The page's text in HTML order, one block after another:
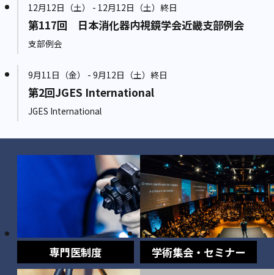
12月12日（土） - 12月12日（土）終日
第117回 日本消化器内視鏡学会近畿支部例会
支部例会
9月11日（金） - 9月12日（土）終日
第2回JGES International
JGES International
専門医制度 学術集会・セミナー